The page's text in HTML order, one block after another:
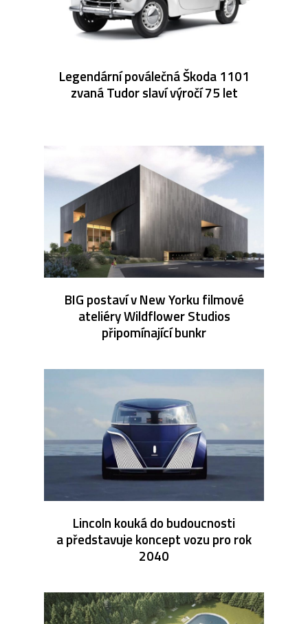
Legendární poválečná Škoda 1101
zvaná Tudor slaví výročí 75 let
BIG postaví v New Yorku filmové
ateliéry Wildflower Studios
připomínající bunkr
Lincoln kouká do budoucnosti
a představuje koncept vozu pro rok
2040